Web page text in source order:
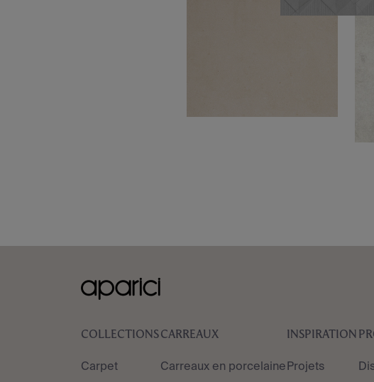
COLLECTIONS
Carpet
CARREAUX
Carreaux en porcelaine
INSPIRATION
Projets